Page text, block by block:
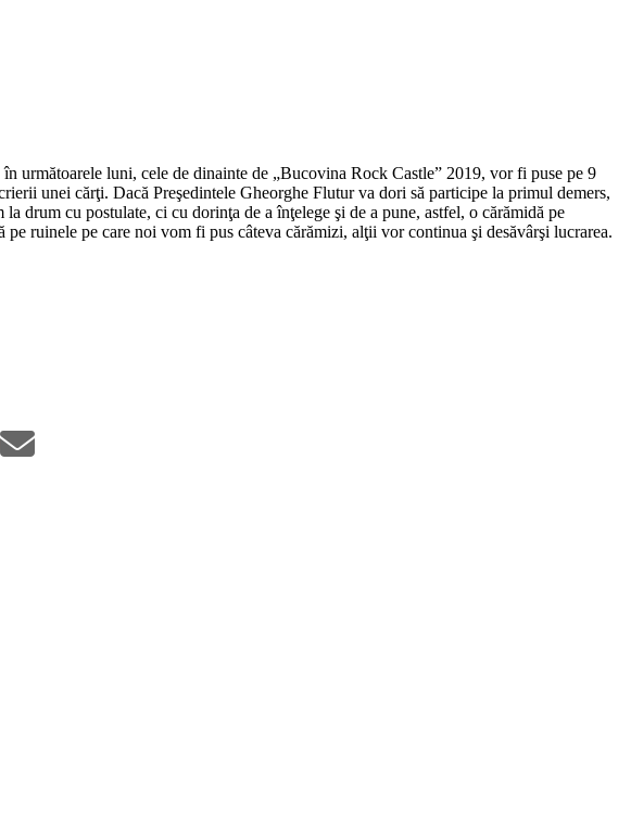
următoarele luni, cele de dinainte de „Bucovina Rock Castle” 2019, vor fi puse pe 9
unei cărţi. Dacă Preşedintele Gheorghe Flutur va dori să participe la primul demers,
drum cu postulate, ci cu dorinţa de a înţelege şi de a pune, astfel, o cărămidă pe
ruinele pe care noi vom fi pus câteva cărămizi, alţii vor continua şi desăvârşi lucrarea.